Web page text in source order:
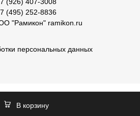
(495) 252-8836
"Рамикон" ramikon.ru
персональных данных
В корзину